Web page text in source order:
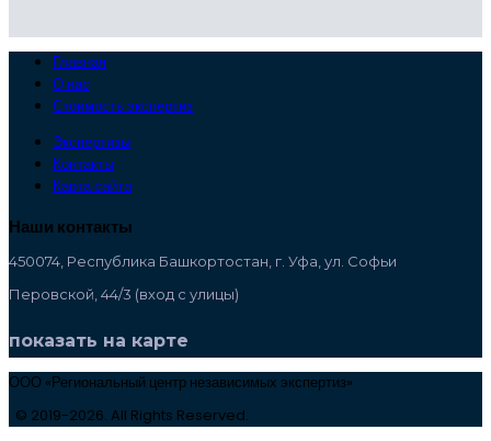
Главная
О нас
Стоимость экспертиз
Экспертизы
Контакты
Карта сайта
Наши контакты
450074, Республика Башкортостан, г. Уфа, ул. Софьи
Перовской, 44/3 (вход с улицы)
показать на карте
ООО «Региональный центр независимых экспертиз»
© 2019-2026. All Rights Reserved.